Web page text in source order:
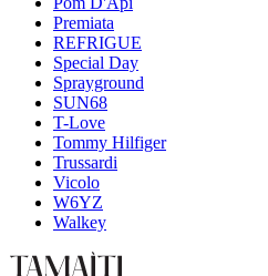
Premiata
REFRIGUE
Special Day
Sprayground
SUN68
T-Love
Tommy Hilfiger
Trussardi
Vicolo
W6YZ
Walkey